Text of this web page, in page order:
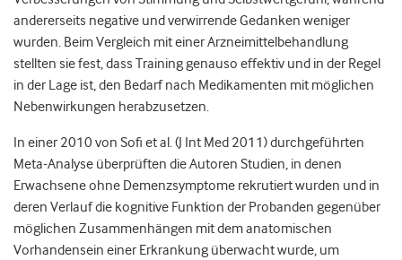
andererseits negative und verwirrende Gedanken weniger
wurden. Beim Vergleich mit einer Arzneimittelbehandlung
stellten sie fest, dass Training genauso effektiv und in der Regel
in der Lage ist, den Bedarf nach Medikamenten mit möglichen
Nebenwirkungen herabzusetzen.
In einer 2010 von Sofi et al. (J Int Med 2011) durchgeführten
Meta-Analyse überprüften die Autoren Studien, in denen
Erwachsene ohne Demenzsymptome rekrutiert wurden und in
deren Verlauf die kognitive Funktion der Probanden gegenüber
möglichen Zusammenhängen mit dem anatomischen
Vorhandensein einer Erkrankung überwacht wurde, um